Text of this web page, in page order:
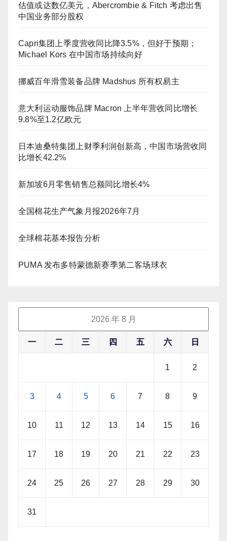
估值或达数亿美元，Abercrombie & Fitch 考虑出售
中国业务部分股权
Capri集团上季度营收同比降3.5%，但好于预期；
Michael Kors 在中国市场持续向好
挪威百年滑雪装备品牌 Madshus 所有权易主
意大利运动服饰品牌 Macron 上半年营收同比增长
9.8%至1.2亿欧元
日本迪桑特集团上财季利润创新高，中国市场营收同
比增长42.2%
新加坡6月零售销售总额同比增长4%
全国棉花生产气象月报2026年7月
全球棉花基本报告分析
PUMA 发布多特蒙德新赛季第二客场球衣
2026 年 8 月
一 二 三 四 五 六 日
1 2
3 4 5 6 7 8 9
10 11 12 13 14 15 16
17 18 19 20 21 22 23
24 25 26 27 28 29 30
31